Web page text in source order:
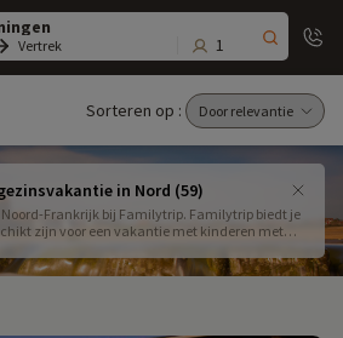
Vertrek 1
Sorteren op :
in Nord (59)
Frankrijk bij Familytrip. Familytrip biedt je
zijn voor een vakantie met kinderen met
het noorden en het is erg mooi!